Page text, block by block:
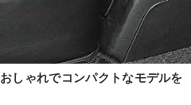
しゃれでコンパクトなモデルを